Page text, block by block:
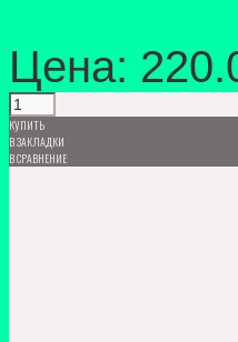
Цена:
КУПИТЬ
В ЗАКЛАДКИ
В СРАВНЕНИЕ